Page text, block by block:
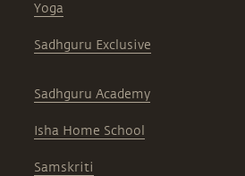
Yoga
Sadhguru Exclusive
Sadhguru Academy
Isha Home School
Samskriti